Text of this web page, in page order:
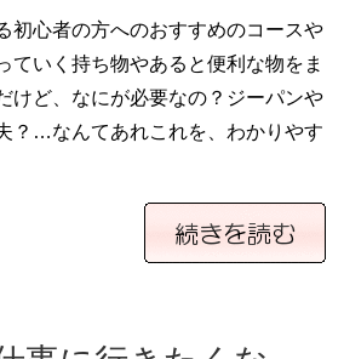
初心者の方へのおすすめのコースや
ていく持ち物やあると便利な物をま
けど、なにが必要なの？ジーパンや
？…なんてあれこれを、わかりやす